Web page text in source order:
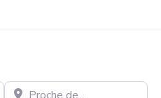
Proche de…